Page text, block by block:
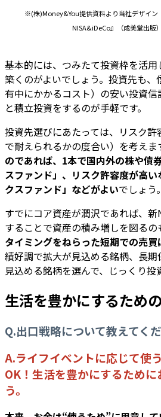
※(株)Money&You提供資料より当社デザイン
NISA&iDeCo』（成美堂出版
基本的には、つみたて投資枠を活
築くのがよいでしょう。投資先も
有中にかかるコスト）の安い投資
と積立投資をするのが手軽です。
投資先選びにあたっては、リスク
で耐えられるかの度合い）を考えま
のであれば、1本で国内外の株や債
スファンド」、リスク許容度が高
クスファンド」などがよいでしょう。
すでにコア資産が潤沢であれば、
することで資産の積み増しを図るの
タイミングをねらった短期での売買
績好調で拡大が見込める銘柄、長
見込める銘柄を選んで、じっくり投
生活を豊かにするため
Q.出口戦略について教えてくだ
A.ライフイベントに応じて使
OK！生活を豊かにするために
う。